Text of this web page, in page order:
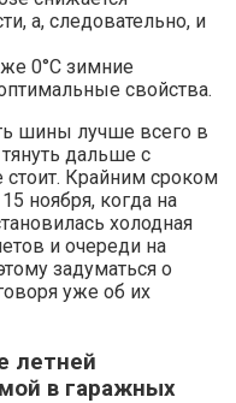
а, следовательно, и
0°C зимние
свойства.
шины лучше всего в
дальше с
Крайним сроком
ноября, когда на
холодная
и очереди на
задуматься о
уже об их
летней
в гаражных